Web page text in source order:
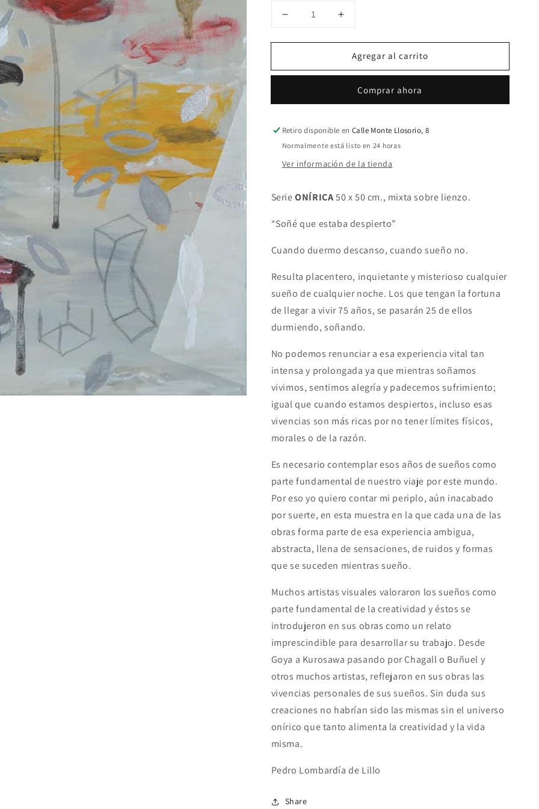
Reducir
para
Aumentar
para
Arpegio
Agregar al carrito
Comprar ahora
Retiro disponible en Calle Monte Llosorio, 8
Normalmente está listo en 24 horas
Ver información de la tienda
SerieONÍRICA50 x 50 cm., mixta sobre lienzo.
“Soñé que estaba despierto”
Cuando duermo descanso, cuando sueño no.
Resulta placentero, inquietante y misterioso cualquier
sueño de cualquier noche. Los que tengan la fortuna
de llegar a vivir 75 años, se pasarán 25 de ellos
durmiendo, soñando.
No podemos renunciar a esa experiencia vital tan
intensa y prolongada ya que mientras soñamos
vivimos, sentimos alegría y padecemos sufrimiento;
igual que cuando estamos despiertos, incluso esas
vivencias son más ricas por no tener límites físicos,
morales o de la razón.
Es necesario contemplar esos años de sueños como
parte fundamental de nuestro viaje por este mundo.
Por eso yo quiero contar mi periplo, aún inacabado
por suerte, en esta muestra en la que cada una de las
obras forma parte de esa experiencia ambigua,
abstracta, llena de sensaciones, de ruidos y formas
que se suceden mientras sueño.
Muchos artistas visuales valoraron los sueños como
parte fundamental de la creatividad y éstos se
introdujeron en sus obras como un relato
imprescindible para desarrollar su trabajo. Desde
Goya a Kurosawa pasando por Chagall o Buñuel y
otros muchos artistas, reflejaron en sus obras las
vivencias personales de sus sueños. Sin duda sus
creaciones no habrían sido las mismas sin el universo
onírico que tanto alimenta la creatividad y la vida
misma.
Pedro Lombardía de Lillo
Share